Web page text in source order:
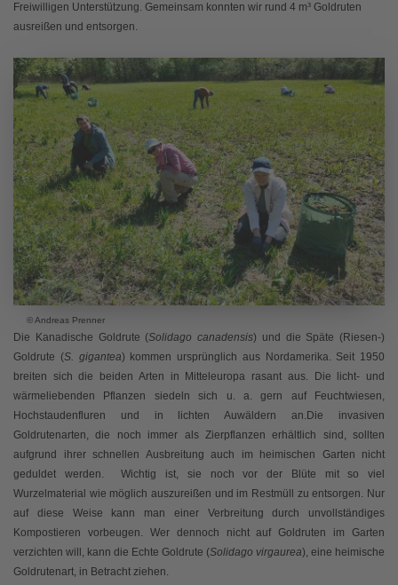
Freiwilligen Unterstützung. Gemeinsam konnten wir rund 4 m³ Goldruten
ausreißen und entsorgen.
© Andreas Prenner
Die Kanadische Goldrute (Solidago canadensis) und die Späte (Riesen-)
Goldrute (S. gigantea) kommen ursprünglich aus Nordamerika. Seit 1950
breiten sich die beiden Arten in Mitteleuropa rasant aus. Die licht- und
wärmeliebenden Pflanzen siedeln sich u. a. gern auf Feuchtwiesen,
Hochstaudenfluren und in lichten Auwäldern an.Die invasiven
Goldrutenarten, die noch immer als Zierpflanzen erhältlich sind, sollten
aufgrund ihrer schnellen Ausbreitung auch im heimischen Garten nicht
geduldet werden. Wichtig ist, sie noch vor der Blüte mit so viel
Wurzelmaterial wie möglich auszureißen und im Restmüll zu entsorgen. Nur
auf diese Weise kann man einer Verbreitung durch unvollständiges
Kompostieren vorbeugen. Wer dennoch nicht auf Goldruten im Garten
verzichten will, kann die Echte Goldrute (Solidago virgaurea), eine heimische
Goldrutenart, in Betracht ziehen.